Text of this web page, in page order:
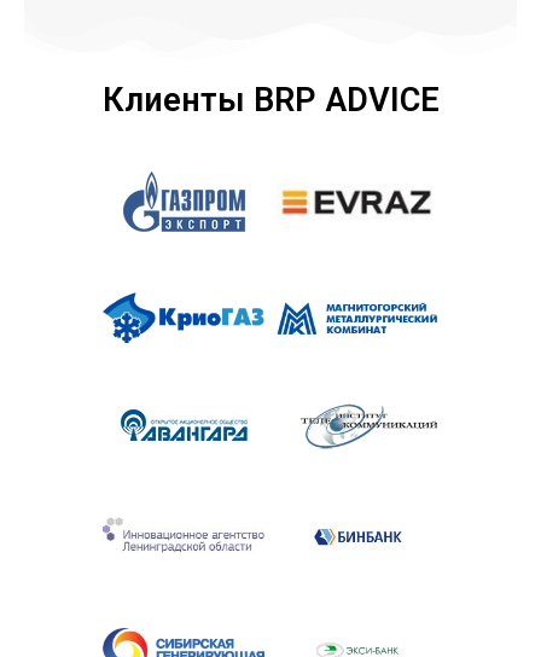
Клиенты BRP ADVICE